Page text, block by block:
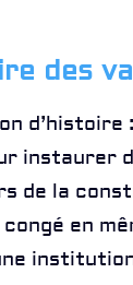
des
d’histoire
instaurer
de la
en